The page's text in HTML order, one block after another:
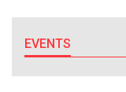
EVENTS